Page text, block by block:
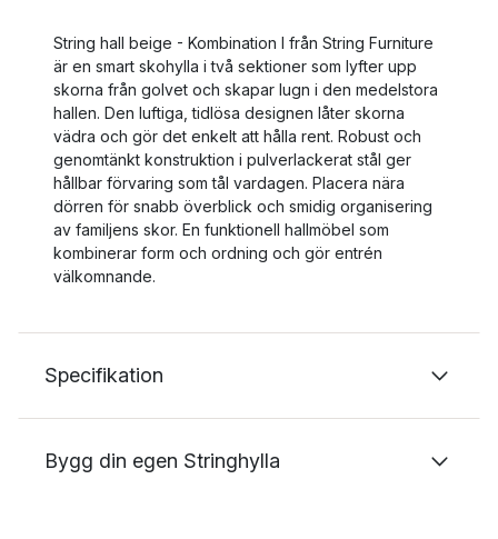
String hall beige - Kombination I från String Furniture
är en smart skohylla i två sektioner som lyfter upp
skorna från golvet och skapar lugn i den medelstora
hallen. Den luftiga, tidlösa designen låter skorna
vädra och gör det enkelt att hålla rent. Robust och
genomtänkt konstruktion i pulverlackerat stål ger
hållbar förvaring som tål vardagen. Placera nära
dörren för snabb överblick och smidig organisering
av familjens skor. En funktionell hallmöbel som
kombinerar form och ordning och gör entrén
välkomnande.
Specifikation
Bygg din egen Stringhylla